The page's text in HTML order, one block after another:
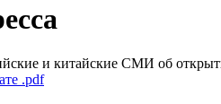
и китайские СМИ об
.pdf